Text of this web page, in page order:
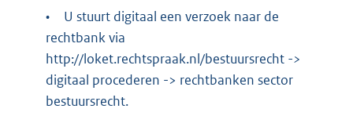
•
U stuurt digitaal een verzoek naar de
rechtbank via
http://loket.rechtspraak.nl/bestuursrecht ->
digitaal procederen -> rechtbanken sector
bestuursrecht.